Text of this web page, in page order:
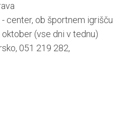
center, ob športnem igrišču
oktober (vse dni v tednu)
051 219 282,